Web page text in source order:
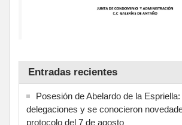
Entradas recientes
Posesión de Abelardo de la
delegaciones y se conocieron
protocolo del 7 de agosto